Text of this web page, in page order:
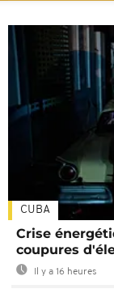
CUBA
Crise
coupures
Il y a 16 heures